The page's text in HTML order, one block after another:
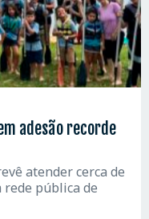
adesão recorde
atender cerca de
rede pública de